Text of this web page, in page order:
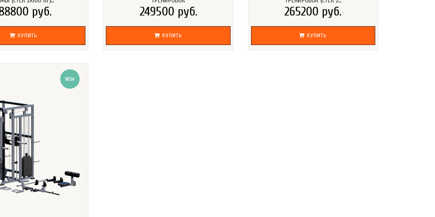
руб.
КУПИТЬ
249500 руб.
КУПИТЬ
265200 руб.
КУПИТЬ
NEW